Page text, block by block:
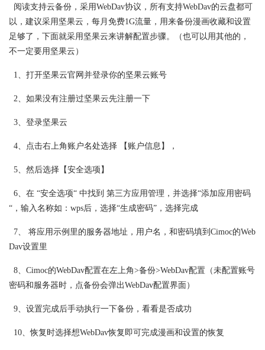
阅读支持云备份，采用WebDav协议，所有支持WebDav的云盘都可
以，建议采用坚果云，每月免费1G流量，用来备份漫画收藏和设置
足够了，下面就采用坚果云来讲解配置步骤。（也可以用其他的，
不一定要用坚果云）
1、打开坚果云官网并登录你的坚果云账号
2、如果没有注册过坚果云先注册一下
3、登录坚果云
4、点击右上角账户名处选择 【账户信息】，
5、然后选择【安全选项】
6、在 “安全选项“ 中找到 第三方应用管理，并选择“添加应用密码
“，输入名称如：wps后，选择“生成密码”，选择完成
7、 将应用示例里的服务器地址，用户名，和密码填到Cimoc的Web
Dav设置里
8、Cimoc的WebDav配置在左上角>备份>WebDav配置（未配置账号
密码和服务器时，点备份会弹出WebDav配置界面）
9、设置完成后手动执行一下备份，看看是否成功
10、恢复时选择想WebDav恢复即可完成漫画和设置的恢复